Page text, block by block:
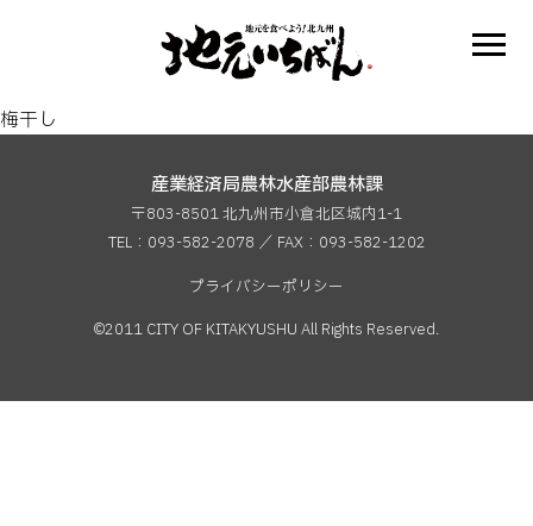
梅干し
産業経済局農林水産部農林課
〒803-8501 北九州市小倉北区城内1-1
TEL：093-582-2078 ／ FAX： 093-582-1202
プライバシーポリシー
©2011 CITY OF KITAKYUSHU All Rights Reserved.